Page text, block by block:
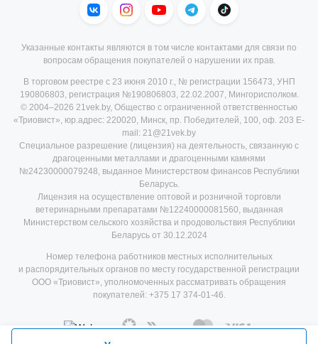
Указанные контакты являются в том числе контактами для связи по
вопросам обращения покупателей о нарушении их прав.
В торговом реестре с 23 июня 2010 г., № регистрации 156473, УНП
190806803, регистрация №190806803, 22.02.2007, Мингорисполком.
© 2004–2026 21vek.by, Общество с ограниченной ответственностью
«Триовист», юр.адрес: 220020, Минск, пр. Победителей, 100, оф. 203 E-
mail: 21@21vek.by
Специальное разрешение (лицензия) на деятельность, связанную с
драгоценными металлами и драгоценными камнями
№24230000079248, выданное Министерством финансов Республики
Беларусь.
Лицензия на осуществление оптовой и розничной торговли
ветеринарными препаратами №12240000081560, выданная
Министерством сельского хозяйства и продовольствия Республики
Беларусь от 30.12.2024
Номер телефона работников местных исполнительных
и распорядительных органов по месту государственной регистрации
ООО «Триовист», уполномоченных рассматривать обращения
покупателей: +375 17 374-01-46.